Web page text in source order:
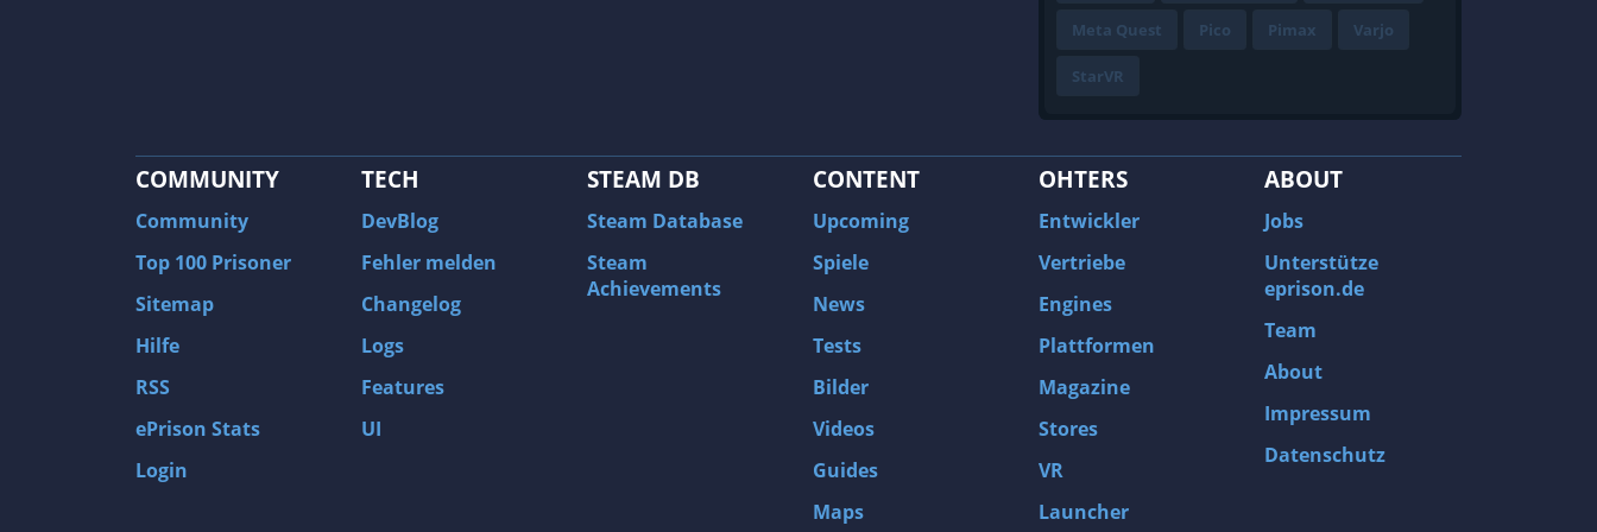
Meta Quest Pico Pimax Varjo
StarVR
COMMUNITY
Community
Top 100 Prisoner
Sitemap
Hilfe
RSS
ePrison Stats
Login
TECH
DevBlog
Fehler melden
Changelog
Logs
Features
UI
STEAM DB
Steam Database
Steam
Achievements
CONTENT
Upcoming
Spiele
News
Tests
Bilder
Videos
Guides
Maps
OHTERS
Entwickler
Vertriebe
Engines
Plattformen
Magazine
Stores
VR
Launcher
ABOUT
Jobs
Unterstütze
eprison.de
Team
About
Impressum
Datenschutz